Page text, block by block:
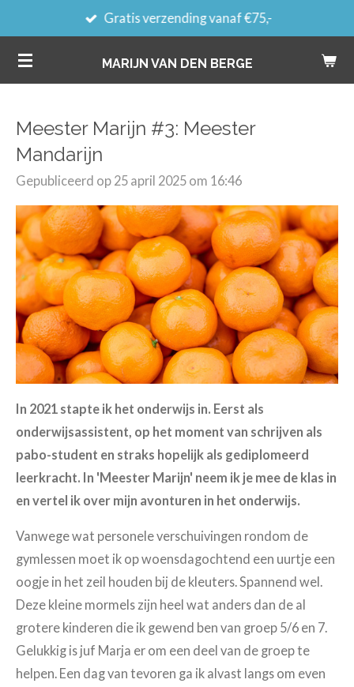
direct
naar
de
MARIJN VAN DEN BERGE
Gratis verzending vanaf €75,-
Meester Marijn #3: Meester
Mandarijn
Gepubliceerd op 25 april 2025 om 16:46
In 2021 stapte ik het onderwijs in. Eerst als
onderwijsassistent, op het moment van schrijven als
pabo-student en straks hopelijk als gediplomeerd
leerkracht. In 'Meester Marijn' neem ik je mee de klas in
en vertel ik over mijn avonturen in het onderwijs.
Vanwege wat personele verschuivingen rondom de
gymlessen moet ik op woensdagochtend een uurtje een
oogje in het zeil houden bij de kleuters. Spannend wel.
Deze kleine mormels zijn heel wat anders dan de al
grotere kinderen die ik gewend ben van groep 5/6 en 7.
Gelukkig is juf Marja er om een deel van de groep te
helpen. Een dag van tevoren ga ik alvast langs om even